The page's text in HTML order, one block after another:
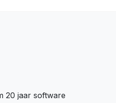
20 jaar software